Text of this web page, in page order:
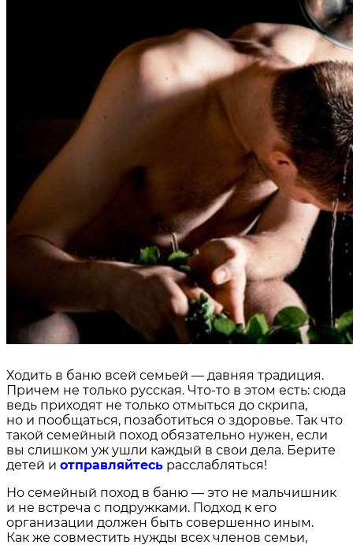
Ходить в баню всей семьей — давняя традиция.
Причем не только русская. Что-то в этом есть: сюда
ведь приходят не только отмыться до скрипа,
но и пообщаться, позаботиться о здоровье. Так что
такой семейный поход обязательно нужен, если
вы слишком уж ушли каждый в свои дела. Берите
детей и отправляйтесь расслабляться!
Но семейный поход в баню — это не мальчишник
и не встреча с подружками. Подход к его
организации должен быть совершенно иным.
Как же совместить нужды всех членов семьи,